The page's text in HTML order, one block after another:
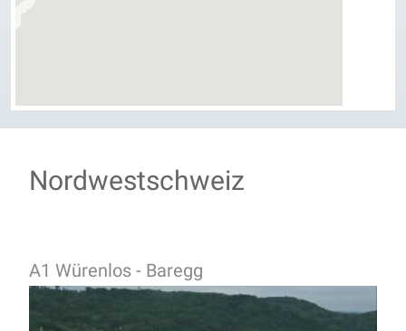
Nordwestschweiz
A1 Würenlos - Baregg